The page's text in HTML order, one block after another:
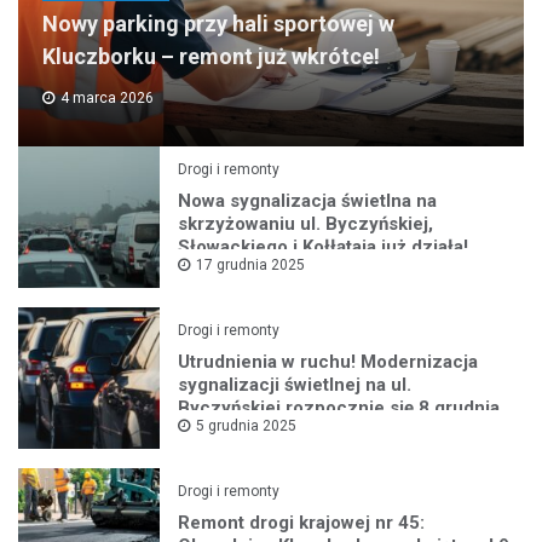
Nowy parking przy hali sportowej w
Kluczborku – remont już wkrótce!
4 marca 2026
Drogi i remonty
Nowa sygnalizacja świetlna na
skrzyżowaniu ul. Byczyńskiej,
Słowackiego i Kołłątaja już działa!
17 grudnia 2025
Drogi i remonty
Utrudnienia w ruchu! Modernizacja
sygnalizacji świetlnej na ul.
Byczyńskiej rozpocznie się 8 grudnia
5 grudnia 2025
Drogi i remonty
Remont drogi krajowej nr 45: